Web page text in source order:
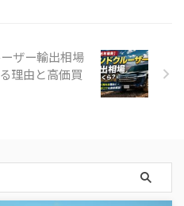
ザー輸出相場
理由と高価買